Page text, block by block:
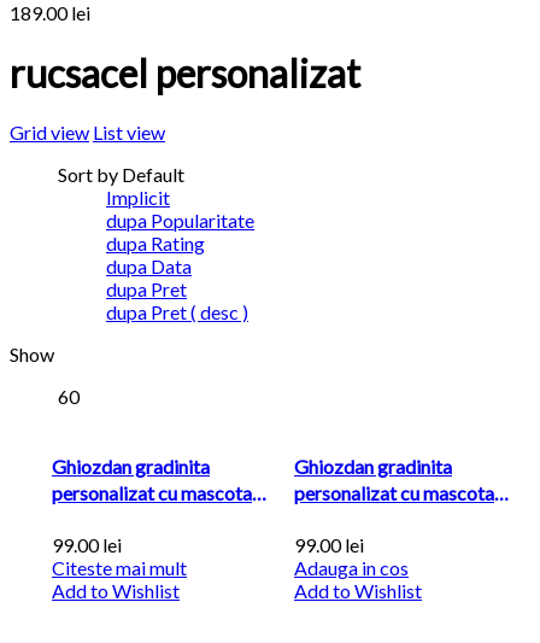
189.00lei
rucsacel personalizat
Grid view List view
Sort by Default
Implicit
dupa Popularitate
dupa Rating
dupa Data
dupa Pret
dupa Pret ( desc )
Show
60
Ghiozdan gradinita
personalizat cu mascota
99.00lei
Citeste mai mult
Add to Wishlist
Ghiozdan gradinita
personalizat cu mascota
99.00lei
Adauga in cos
Add to Wishlist